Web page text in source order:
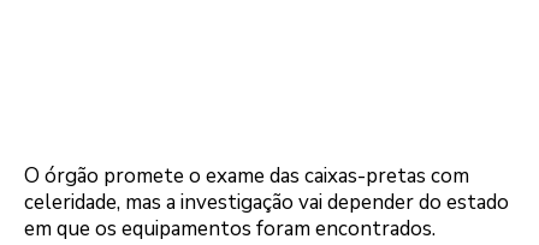
O órgão promete o exame das caixas-pretas com
celeridade, mas a investigação vai depender do estado
em que os equipamentos foram encontrados.